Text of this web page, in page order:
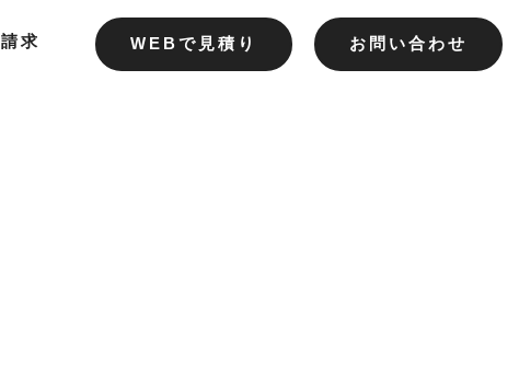
請求 WEBで見積り お問い合わせ